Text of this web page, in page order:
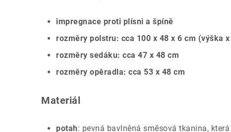
impregnace proti plísni a špíně
rozměry polstru: cca 100 x 48 x 6 cm (výška
rozměry sedáku: cca 47 x 48 cm
rozměry opěradla: cca 53 x 48 cm
Materiál
potah: pevná bavlněná směsová tkanina,